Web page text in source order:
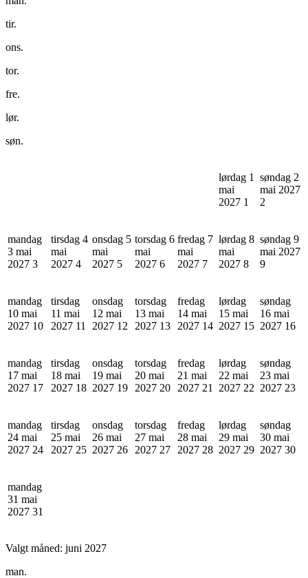
tir.
ons.
tor.
fre.
lør.
søn.
lørdag 1
mai
2027 1
søndag 2
mai 2027
2
mandag
3 mai
2027 3
tirsdag 4
mai
2027 4
onsdag 5
mai
2027 5
torsdag 6
mai
2027 6
fredag 7
mai
2027 7
lørdag 8
mai
2027 8
søndag 9
mai 2027
9
mandag
10 mai
2027 10
tirsdag
11 mai
2027 11
onsdag
12 mai
2027 12
torsdag
13 mai
2027 13
fredag
14 mai
2027 14
lørdag
15 mai
2027 15
søndag
16 mai
2027 16
mandag
17 mai
2027 17
tirsdag
18 mai
2027 18
onsdag
19 mai
2027 19
torsdag
20 mai
2027 20
fredag
21 mai
2027 21
lørdag
22 mai
2027 22
søndag
23 mai
2027 23
mandag
24 mai
2027 24
tirsdag
25 mai
2027 25
onsdag
26 mai
2027 26
torsdag
27 mai
2027 27
fredag
28 mai
2027 28
lørdag
29 mai
2027 29
søndag
30 mai
2027 30
mandag
31 mai
2027 31
Valgt måned: juni 2027
man.